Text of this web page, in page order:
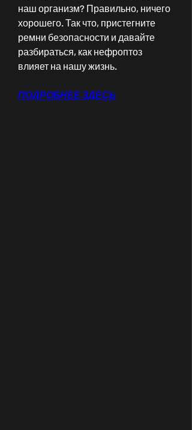
наш организм? Правильно, ничего
хорошего. Так что, пристегните
ремни безопасности и давайте
разбираться, как нефроптоз
влияет на нашу жизнь.
ПОДРОБНЕЕ ЗДЕСЬ